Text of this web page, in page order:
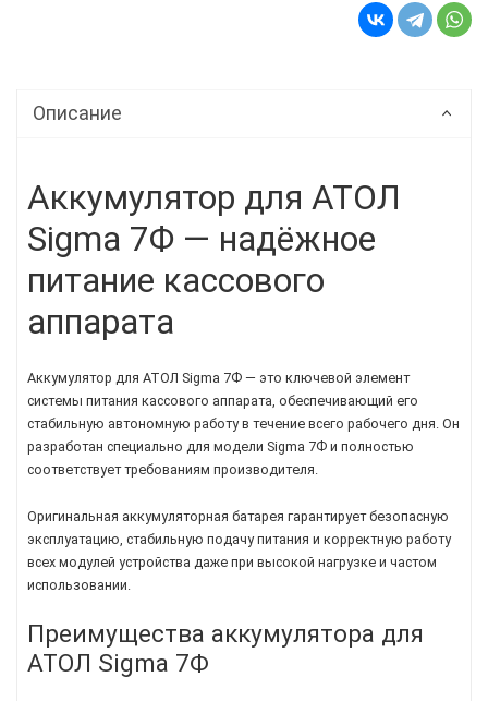
Описание
Аккумулятор для АТОЛ
Sigma 7Ф — надёжное
питание кассового
аппарата
Аккумулятор для АТОЛ Sigma 7Ф — это ключевой элемент
системы питания кассового аппарата, обеспечивающий его
стабильную автономную работу в течение всего рабочего дня. Он
разработан специально для модели Sigma 7Ф и полностью
соответствует требованиям производителя.
Оригинальная аккумуляторная батарея гарантирует безопасную
эксплуатацию, стабильную подачу питания и корректную работу
всех модулей устройства даже при высокой нагрузке и частом
использовании.
Преимущества аккумулятора для
АТОЛ Sigma 7Ф